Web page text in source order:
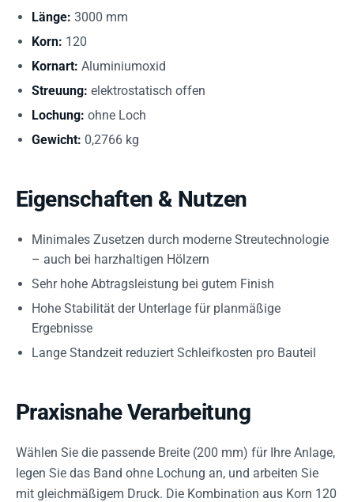
Länge: 3000 mm
Korn: 120
Kornart: Aluminiumoxid
Streuung: elektrostatisch offen
Lochung: ohne Loch
Gewicht: 0,2766 kg
Eigenschaften & Nutzen
Minimales Zusetzen durch moderne Streutechnologie
– auch bei harzhaltigen Hölzern
Sehr hohe Abtragsleistung bei gutem Finish
Hohe Stabilität der Unterlage für planmäßige
Ergebnisse
Lange Standzeit reduziert Schleifkosten pro Bauteil
Praxisnahe Verarbeitung
Wählen Sie die passende Breite (200 mm) für Ihre Anlage,
legen Sie das Band ohne Lochung an, und arbeiten Sie
mit gleichmäßigem Druck. Die Kombination aus Korn 120